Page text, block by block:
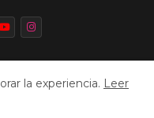
de Privacidad
la experiencia. Leer